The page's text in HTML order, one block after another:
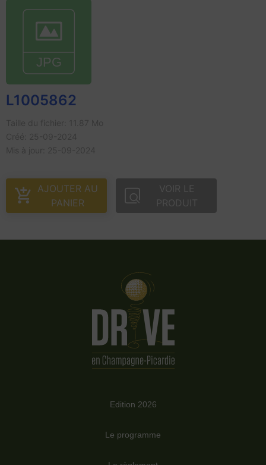
L1005862
AJOUTER AU
PANIER
VOIR LE
PRODUIT
Edition 2026
Le programme